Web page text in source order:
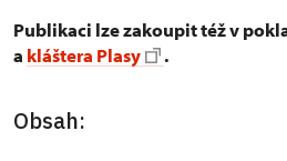
Publikaci lze zakoupit též v
a kláštera Plasy .
Obsah: